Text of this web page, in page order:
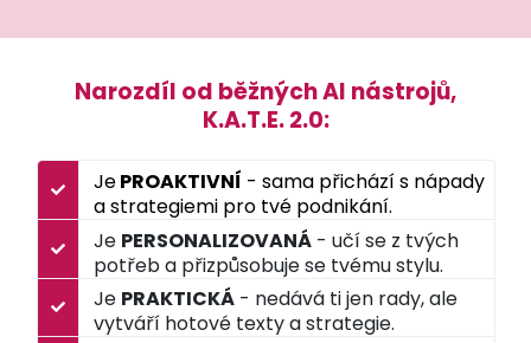
Narozdíl od běžných AI nástrojů,
K.A.T.E. 2.0:
JePROAKTIVNÍ - sama přichází s nápady
a strategiemi pro tvé podnikání.
Je PERSONALIZOVANÁ - učí se z tvých
potřeb a přizpůsobuje se tvému stylu.
Je PRAKTICKÁ - nedává ti jen rady, ale
vytváří hotové texty a strategie.